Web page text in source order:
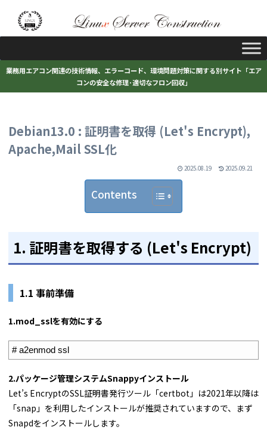
業務用エアコン関連の技術情報、エラーコード、環境問題対策に関する別サイト「エア
コンの安全な修理･適切なフロン回収」
Debian13.0 : 証明書を取得 (Let's Encrypt),
Apache,Mail SSL化
2025.08.19 2025.09.21
Contents
1. 証明書を取得する (Let's Encrypt)
1.1 事前準備
1.mod_sslを有効にする
# a2enmod ssl
2.パッケージ管理システムSnappyインストール
Let’s EncryptのSSL証明書発行ツール「certbot」は2021年以降は
「snap」を利用したインストールが推奨されていますので、まず
Snapdをインストールします。